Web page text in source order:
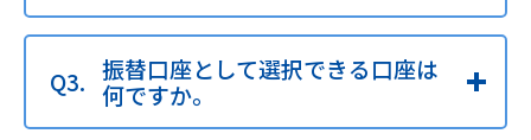
振替口座として選択できる口座は
何ですか。